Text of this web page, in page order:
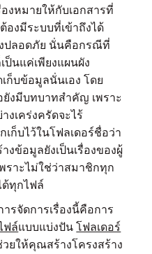
งหมายให้กับเอกสารที่
งมีระบบที่เข้าถึงได้
งปลอดภัย นั่นคือกรณีที่
ป็นแค่เพียงแผนผัง
ก็บข้อมูลนั่นเอง โดย
งมีบทบาทสำคัญ เพราะ
งเคร่งครัดจะไร้
ก็บไว้ในโฟลเดอร์ชื่อว่า
งข้อมูลยังเป็นเรื่องของผู้
ราะไม่ใช่ว่าสมาชิกทุก
ด้ทุกไฟล์
รจัดการเรื่องนี้คือการ
ฟล์แบบแบ่งปันโฟลเดอร์
ยให้คุณสร้างโครงสร้าง